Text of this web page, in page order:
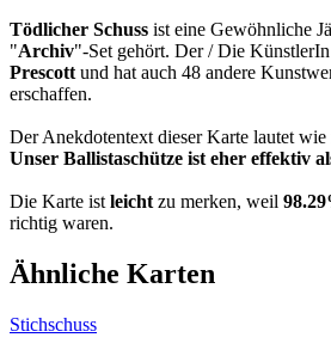
Tödlicher Schuss ist eine Gewöhnliche
"Archiv"-Set gehört. Der / Die
Prescott und hat auch 48 andere
erschaffen.
Der Anekdotentext dieser Karte lautet
Unser Ballistaschütze ist eher effektiv
Die Karte ist leicht zu merken, weil
richtig waren.
Ähnliche Karten
Stichschuss